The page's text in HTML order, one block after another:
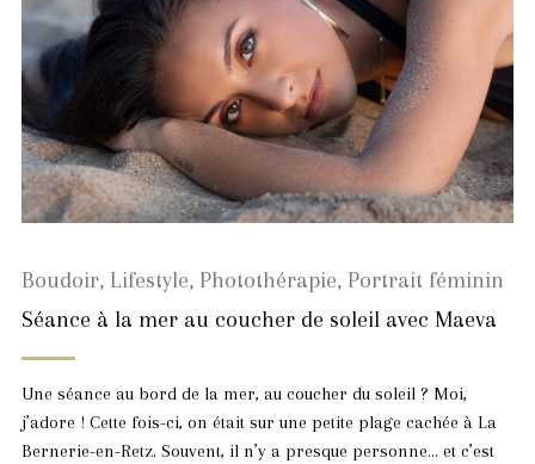
Boudoir, Lifestyle, Photothérapie, Portrait féminin
Séance à la mer au coucher de soleil avec Maeva
Une séance au bord de la mer, au coucher du soleil ? Moi,
j’adore ! Cette fois-ci, on était sur une petite plage cachée à La
Bernerie-en-Retz. Souvent, il n’y a presque personne… et c’est